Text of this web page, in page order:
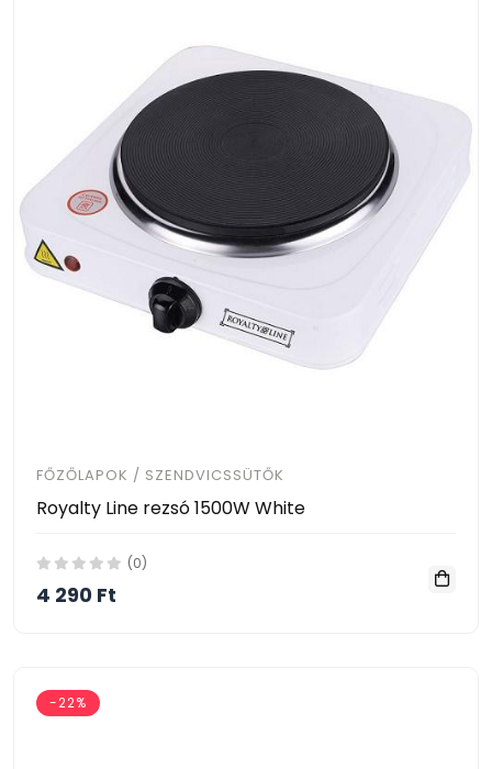
FŐZŐLAPOK / SZENDVICSSÜTŐK
Royalty Line rezsó 1500W White
(0)
4 290 Ft
-22%